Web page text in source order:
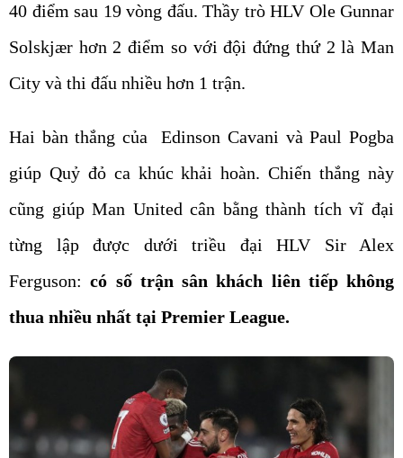
40 điểm sau 19 vòng đấu. Thầy trò HLV Ole Gunnar
Solskjær hơn 2 điểm so với đội đứng thứ 2 là Man
City và thi đấu nhiều hơn 1 trận.
Hai bàn thắng của Edinson Cavani và Paul Pogba
giúp Quỷ đỏ ca khúc khải hoàn. Chiến thắng này
cũng giúp Man United cân bằng thành tích vĩ đại
từng lập được dưới triều đại HLV Sir Alex
Ferguson:có số trận sân khách liên tiếp không
thua nhiều nhất tại Premier League.